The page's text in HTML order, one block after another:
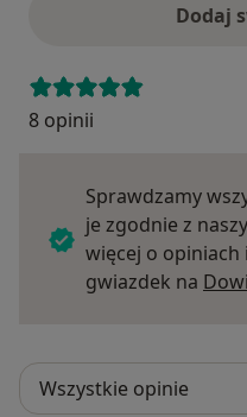
Dodaj
8 opinii
Sprawdzamy
je zgodnie z
więcej o opiniach
gwiazdek na